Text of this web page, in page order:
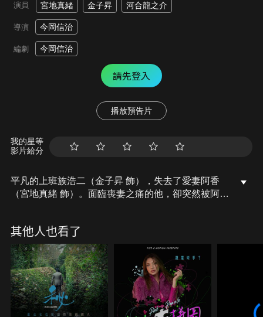
演員 宮地真緒 金子昇 河合龍之介
導演 今岡信治
編劇 今岡信治
請先登入
播放預告片
我的星等
影片給分
平凡的上班族浩二（金子昇 飾），失去了愛妻阿香
（宮地真緒 飾）。面臨喪妻之痛的他，卻突然被阿香
他的。面對妻子的背叛，浩二陷入了焦躁中。到底這
孩子是誰的？浩二根據阿香在家計簿裡寫下的心情文
字，想要找出妻子帶入墳墓的真相……
其他人也看了